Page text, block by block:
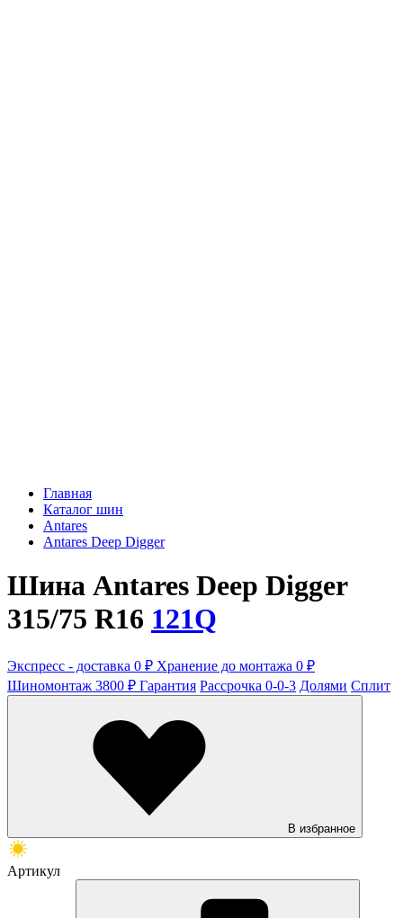
Главная
Каталог шин
Antares
Antares Deep Digger
Шина Antares Deep Digger
315/75 R16 121Q
Экспресс - доставка 0 ₽ Хранение до монтажа 0 ₽
Шиномонтаж 3800 ₽ Гарантия Рассрочка 0-0-3 Долями Сплит
В избранное
Артикул